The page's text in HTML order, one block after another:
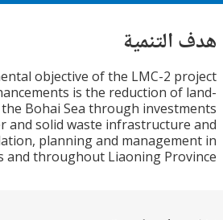
objective of the LMC-2
enhancements is the reduction
into the Bohai Sea through
and solid waste
regulation, planning and
cities and throughout Liaoning